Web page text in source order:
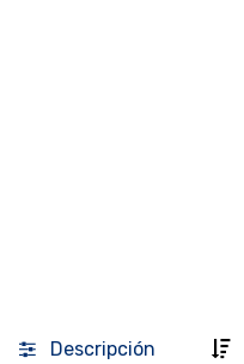
Descripción